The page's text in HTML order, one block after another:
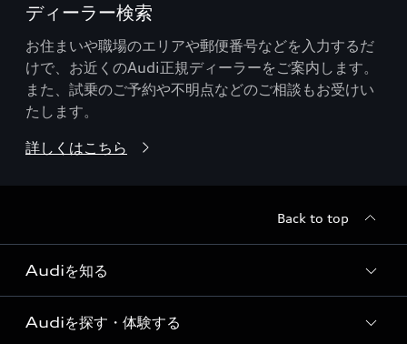
ディーラー検索
お住まいや職場のエリアや郵便番号などを入力するだ
けで、お近くのAudi正規ディーラーをご案内します。
また、試乗のご予約や不明点などのご相談もお受けい
たします。
詳しくはこちら
Back to top
Audiを知る
Audi ブランド
Audiを探す・体験する